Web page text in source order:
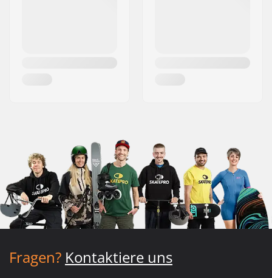
Fragen? Kontaktiere uns